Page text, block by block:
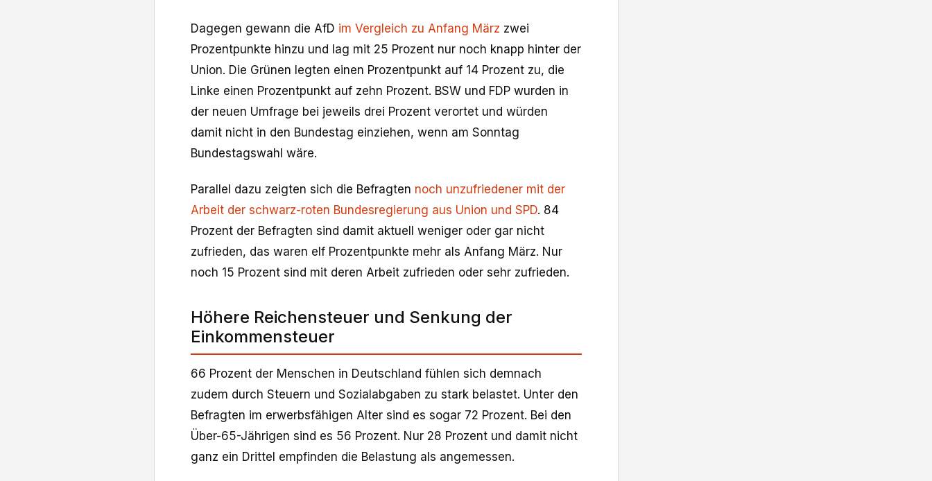
Dagegen gewann die AfD im Vergleich zu Anfang März zwei
Prozentpunkte hinzu und lag mit 25 Prozent nur noch knapp hinter der
Union. Die Grünen legten einen Prozentpunkt auf 14 Prozent zu, die
Linke einen Prozentpunkt auf zehn Prozent. BSW und FDP wurden in
der neuen Umfrage bei jeweils drei Prozent verortet und würden
damit nicht in den Bundestag einziehen, wenn am Sonntag
Bundestagswahl wäre.
Parallel dazu zeigten sich die Befragten noch unzufriedener mit der
Arbeit der schwarz-roten Bundesregierung aus Union und SPD. 84
Prozent der Befragten sind damit aktuell weniger oder gar nicht
zufrieden, das waren elf Prozentpunkte mehr als Anfang März. Nur
noch 15 Prozent sind mit deren Arbeit zufrieden oder sehr zufrieden.
Höhere Reichensteuer und Senkung der
Einkommensteuer
66 Prozent der Menschen in Deutschland fühlen sich demnach
zudem durch Steuern und Sozialabgaben zu stark belastet. Unter den
Befragten im erwerbsfähigen Alter sind es sogar 72 Prozent. Bei den
Über-65-Jährigen sind es 56 Prozent. Nur 28 Prozent und damit nicht
ganz ein Drittel empfinden die Belastung als angemessen.